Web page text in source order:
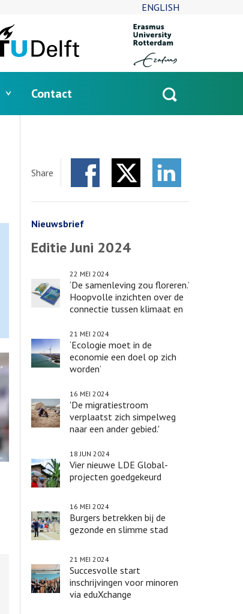
ENGLISH
Contact
Share
Nieuwsbrief
Editie Juni 2024
‘De samenleving zou floreren.’
Hoopvolle inzichten over de
connectie tussen klimaat en
22 MEI 2024
‘Ecologie moet in de
economie een doel op zich
worden’
21 MEI 2024
'De migratiestroom
verplaatst zich simpelweg
naar een ander gebied.'
16 MEI 2024
Vier nieuwe LDE Global-
projecten goedgekeurd
18 JUN 2024
Burgers betrekken bij de
gezonde en slimme stad
16 MEI 2024
Succesvolle start
inschrijvingen voor minoren
via eduXchange
21 MEI 2024